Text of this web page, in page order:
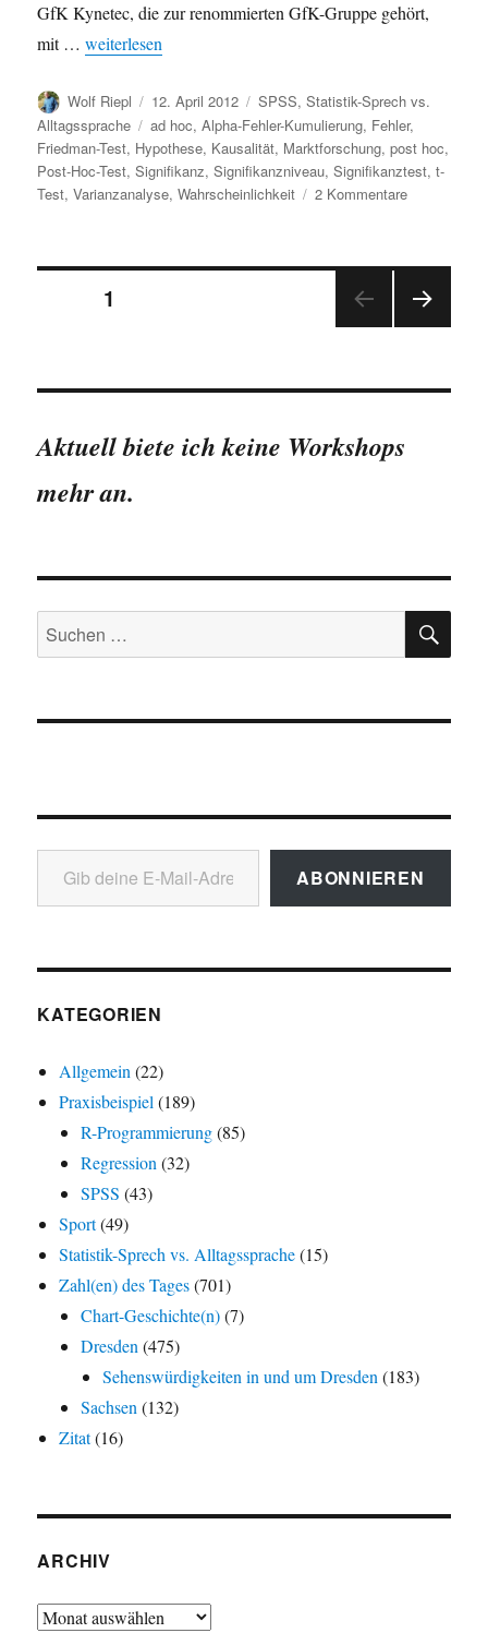
GfK Kynetec, die zur renommierten GfK-Gruppe gehört,
mit …„ad hoc und post hoc“
weiterlesen
Autor
Wolf Riepl
Veröffentlicht
am
12. April 2012 Kategorien
SPSS,Statistik-Sprech vs.
Alltagssprache
Schlagwörter
ad hoc,Alpha-Fehler-Kumulierung, Fehler,
Friedman-Test, Hypothese, Kausalität, Marktforschung,post hoc,
Post-Hoc-Test,Signifikanz,Signifikanzniveau,Signifikanztest,t-
Test,Varianzanalyse,Wahrscheinlichkeit 2 Kommentarezu
und
hoc
Seitennummerierung
Beiträge
1
E
Aktuell biete ich keine Workshops
mehr an.
Suchen
nach:
Gib deine E-Mail-Adresse ein ...
ABONNIEREN
KATEGORIEN
Allgemein(22)
Praxisbeispiel(189)
R-Programmierung(85)
Regression(32)
SPSS (43)
Sport(49)
Statistik-Sprech vs. Alltagssprache(15)
Zahl(en) des Tages(701)
Chart-Geschichte(n)(7)
Dresden(475)
Sehenswürdigkeiten in und um Dresden(183)
Sachsen(132)
Zitat(16)
ARCHIV
Archiv